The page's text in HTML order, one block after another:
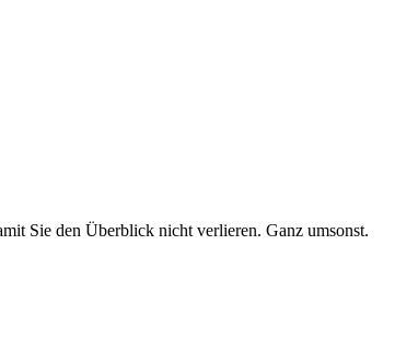
Sie den Überblick nicht verlieren. Ganz umsonst.